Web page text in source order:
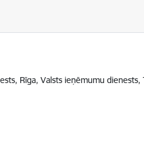
Rīga, Valsts ieņēmumu